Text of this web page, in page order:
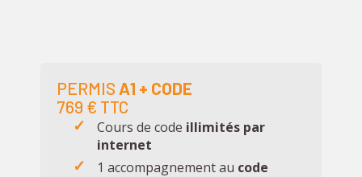
PERMIS A1 + CODE
769 € TTC
Cours de code illimités par
internet
1 accompagnement au code